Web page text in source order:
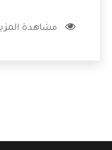
والتى تكون منها
مشاهدة